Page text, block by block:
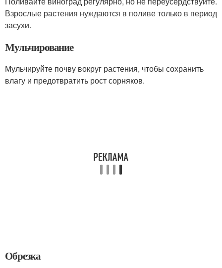
Взрослые растения нуждаются в поливе только в период
засухи.
Мульчирование
Мульчируйте почву вокруг растения, чтобы сохранить
влагу и предотвратить рост сорняков.
Обрезка